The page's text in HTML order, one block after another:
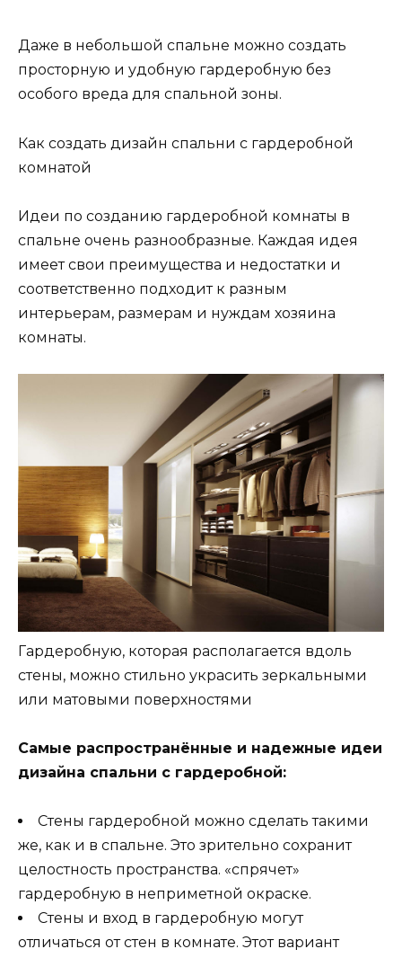
Даже в небольшой спальне можно создать
просторную и удобную гардеробную без
особого вреда для спальной зоны.
Как создать дизайн спальни с гардеробной
комнатой
Идеи по созданию гардеробной комнаты в
спальне очень разнообразные. Каждая идея
имеет свои преимущества и недостатки и
соответственно подходит к разным
интерьерам, размерам и нуждам хозяина
комнаты.
Гардеробную, которая располагается вдоль
стены, можно стильно украсить зеркальными
или матовыми поверхностями
Самые распространённые и надежные идеи
дизайна спальни с гардеробной:
Стены гардеробной можно сделать такими
же, как и в спальне. Это зрительно сохранит
целостность пространства. «спрячет»
гардеробную в неприметной окраске.
Стены и вход в гардеробную могут
отличаться от стен в комнате. Этот вариант